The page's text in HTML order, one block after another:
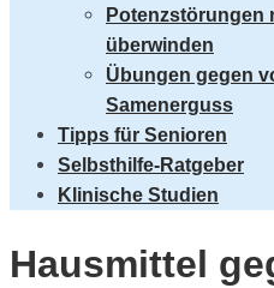
Potenzstörungen
überwinden
Übungen gegen
Samenerguss
Tipps für Senioren
Selbsthilfe-Ratgeber
Klinische Studien
Hausmittel